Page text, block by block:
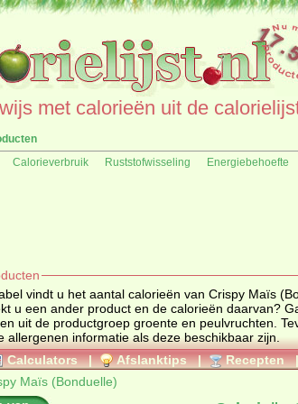
met calorieën uit de
Calorieverbruik Ruststofwisseling Energiebehoefte
u het aantal calorieën van Crispy Maïs (Bonduelle) per 100 gr.
peulvruchten. Zoekt u een ander
uit de productgroep groente en peulvruchten
ingrediënten en de allergenen informatie als deze beschikbaar zijn.
Calculators | Afslanktips | Recepten |
Maïs (Bonduelle)